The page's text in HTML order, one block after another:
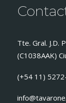
Tte. Gral. J.D.
(C1038AAK)
(+54 11)